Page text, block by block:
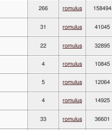
266 romulus 158494
31 romulus 41045
22 romulus 32895
4 romulus 10845
5 romulus 12064
4 romulus 14925
33 romulus 36601